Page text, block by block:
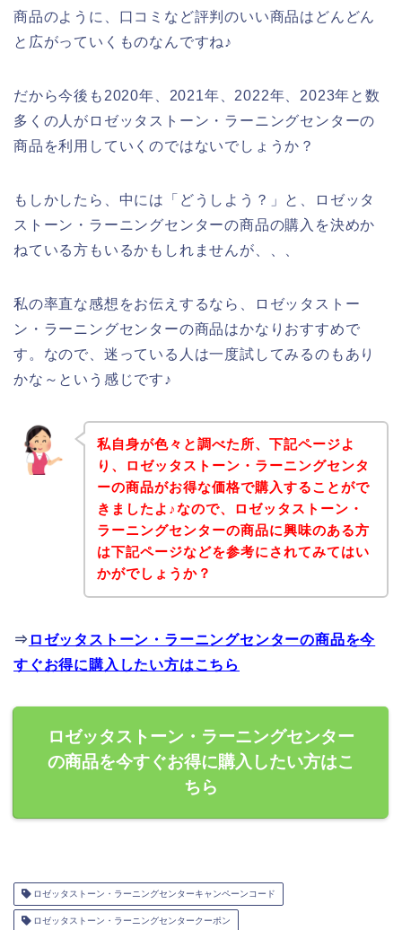
商品のように、口コミなど評判のいい商品はどんどん
と広がっていくものなんですね♪
だから今後も2020年、2021年、2022年、2023年と数
多くの人がロゼッタストーン・ラーニングセンターの
商品を利用していくのではないでしょうか？
もしかしたら、中には「どうしよう？」と、ロゼッタ
ストーン・ラーニングセンターの商品の購入を決めか
ねている方もいるかもしれませんが、、、
私の率直な感想をお伝えするなら、ロゼッタストー
ン・ラーニングセンターの商品はかなりおすすめで
す。なので、迷っている人は一度試してみるのもあり
かな～という感じです♪
私自身が色々と調べた所、下記ページよ
り、ロゼッタストーン・ラーニングセンタ
ーの商品がお得な価格で購入することがで
きましたよ♪なので、ロゼッタストーン・
ラーニングセンターの商品に興味のある方
は下記ページなどを参考にされてみてはい
かがでしょうか？
⇒ ロゼッタストーン・ラーニングセンターの商品を今
すぐお得に購入したい方はこちら
ロゼッタストーン・ラーニングセンター
の商品を今すぐお得に購入したい方はこ
ちら
ロゼッタストーン・ラーニングセンターキャンペーンコード
ロゼッタストーン・ラーニングセンタークーポン